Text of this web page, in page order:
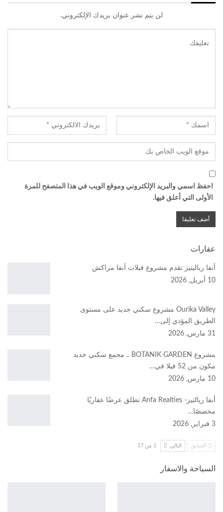
لن يتم نشر عنوان بريدك الإلكتروني.
احفظ اسمي والبريد الإلكتروني وموقع الويب في هذا المتصفح للمرة
الأولى التي أعلق فيها.
عقارات
أنفا رياليتيز تقدم مشروع فيلات أنفا مراكش
10 أبريل, 2026
Ourika Valley مشروع سكني جديد على مستوى
الطريق المؤدي إلى…
31 مارس, 2026
مشروع BOTANIK GARDEN .. مجمع سكني جديد
مكون من 52 فيلا في…
10 مارس, 2026
أنفا ريالتيز- Anfa Realties تطلق عرضًا عقاريًا
مخصصًا…
3 فبراير, 2026
السابق التالي 1 من 17
السياحة والاسفار